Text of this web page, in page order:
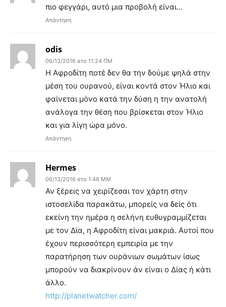
πιο φεγγάρι, αυτό μια προβολή είναι…
Απάντηση
odis
06/13/2016 στο 11:24 ΠΜ
Η Αφροδίτη ποτέ δεν θα την δούμε ψηλά στην
μέση του ουρανού, είναι κοντά στον Ήλιο και
φαίνεται μόνο κατά την δύση η την ανατολή
ανάλογα την θέση που βρίσκεται στον Ήλιο
και για λίγη ώρα μόνο.
Απάντηση
Hermes
06/13/2016 στο 1:46 ΜΜ
Αν ξέρεις να χειρίζεσαι τον χάρτη στην
ιστοσελίδα παρακάτω, μπορείς να δείς ότι
εκείνη την ημέρα η σελήνη ευθυγραμμίζεται
με τον Δία, η Αφροδίτη είναι μακριά. Αυτοί που
έχουν περισσότερη εμπειρία με την
παρατήρηση των ουράνιων σωμάτων ίσως
μπορούν να διακρίνουν άν είναι ο Δίας ή κάτι
άλλο.
http://planetwatcher.com/